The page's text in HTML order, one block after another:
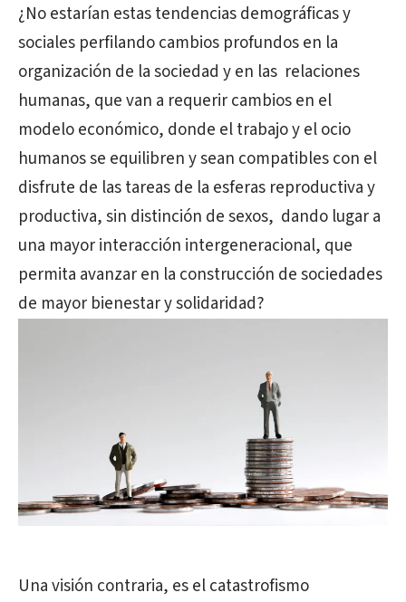
¿No estarían estas tendencias demográficas y
sociales perfilando cambios profundos en la
organización de la sociedad y en las relaciones
humanas, que van a requerir cambios en el
modelo económico, donde el trabajo y el ocio
humanos se equilibren y sean compatibles con el
disfrute de las tareas de la esferas reproductiva y
productiva, sin distinción de sexos, dando lugar a
una mayor interacción intergeneracional, que
permita avanzar en la construcción de sociedades
de mayor bienestar y solidaridad?
Una visión contraria, es el catastrofismo